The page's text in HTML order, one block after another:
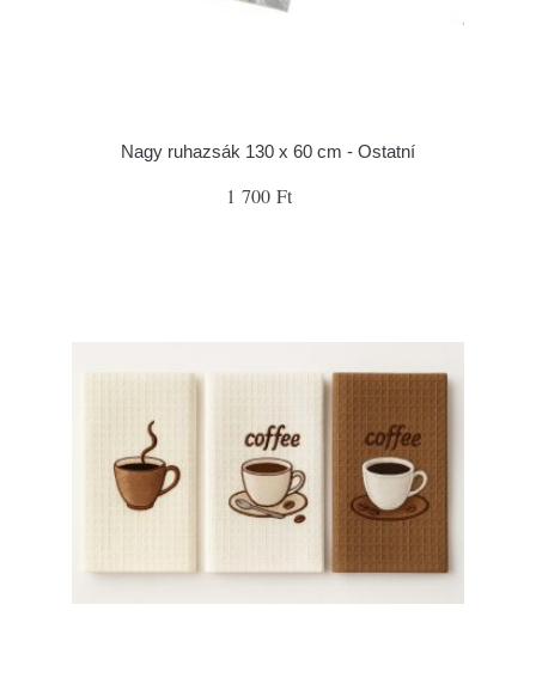
Nagy ruhazsák 130 x 60 cm - Ostatní
1 700 Ft